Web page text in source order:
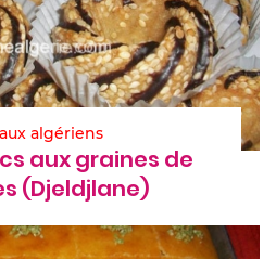
algériens
aux graines de
(Djeldjlane)